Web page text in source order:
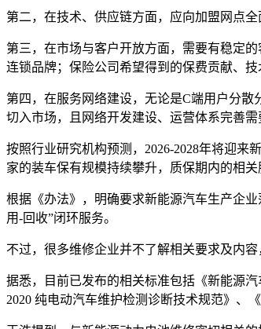
第二，在技术、供应链方面，应向加盟网点
第三，在市场与客户开放方面，需要有稳定
连锁品牌；保险公司希望得到的保费贡献、
第四，在服务网络建设，无论是C端用户分
切入市场，且网络开发建设、运营体系完善
按照行业研究机构预测，2026-2028年将迎来
家的装车保有规模持续攀升，质保期内的相关
根据《办法》，明确要求新能源汽车生产企
用-回收”闭环服务。
不过，很多维修企业并不了解相关要求及内
据悉，目前已发布的相关标准包括《新能源
2020 纯电动汽车维护检测诊断技术规范》、